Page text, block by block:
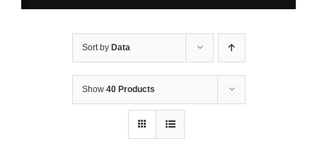
Sort by Data
Show 40 Products